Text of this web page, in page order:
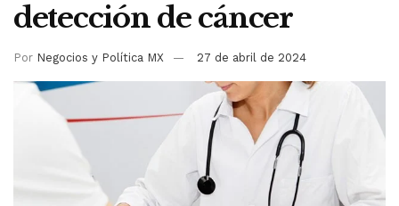
detección de cáncer
Por Negocios y Política MX 27 de abril de 2024